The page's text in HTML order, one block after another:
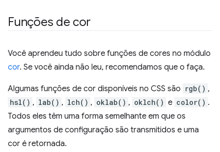
Funções de cor
Você aprendeu tudo sobre funções de cores no módulo
cor. Se você ainda não leu, recomendamos que o faça.
Algumas funções de cor disponíveis no CSS são rgb() ,
hsl() , lab() , lch() , oklab() , oklch() e color() .
Todos eles têm uma forma semelhante em que os
argumentos de configuração são transmitidos e uma
cor é retornada.